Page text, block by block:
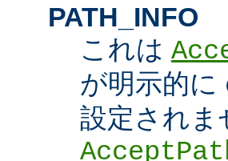
PATH_INFO
これは
が明示的に
設定されま